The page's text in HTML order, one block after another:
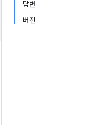
답변
버전